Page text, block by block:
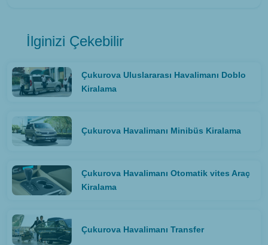
İlginizi Çekebilir
Çukurova Uluslararası Havalimanı Doblo
Kiralama
Çukurova Havalimanı Minibüs Kiralama
Çukurova Havalimanı Otomatik vites Araç
Kiralama
Çukurova Havalimanı Transfer